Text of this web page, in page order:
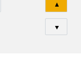
▲
▼